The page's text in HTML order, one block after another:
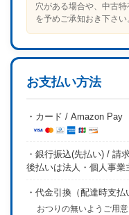
穴がある場合や、中古
を予めご承知おき下さい
お支払い方法
・カード / Amazon Pay
・銀行振込(先払い) / 請
後払いは法人・個人事業
・代金引換（配達時支払
おつりの無いようご用意